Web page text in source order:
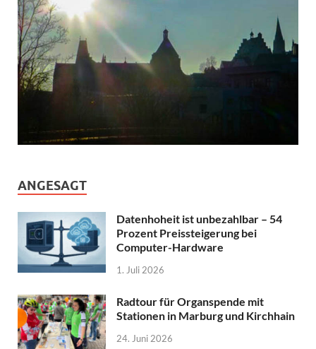
ANGESAGT
Datenhoheit ist unbezahlbar – 54
Prozent Preissteigerung bei
Computer-Hardware
1. Juli 2026
Radtour für Organspende mit
Stationen in Marburg und Kirchhain
24. Juni 2026